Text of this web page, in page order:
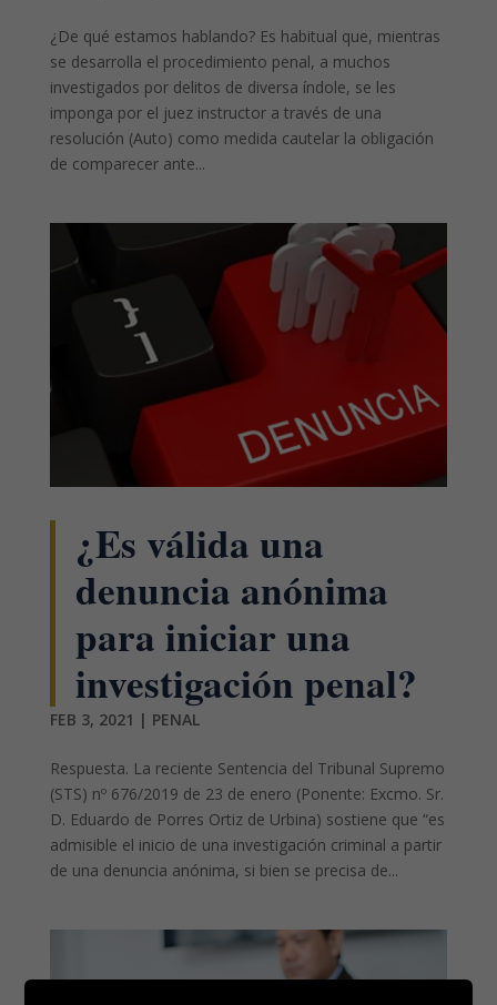
¿De qué estamos hablando? Es habitual que, mientras
se desarrolla el procedimiento penal, a muchos
investigados por delitos de diversa índole, se les
imponga por el juez instructor a través de una
resolución (Auto) como medida cautelar la obligación
de comparecer ante...
¿Es válida una
denuncia anónima
para iniciar una
investigación penal?
FEB 3, 2021 | PENAL
Respuesta. La reciente Sentencia del Tribunal Supremo
(STS) nº 676/2019 de 23 de enero (Ponente: Excmo. Sr.
D. Eduardo de Porres Ortiz de Urbina) sostiene que “es
admisible el inicio de una investigación criminal a partir
de una denuncia anónima, si bien se precisa de...